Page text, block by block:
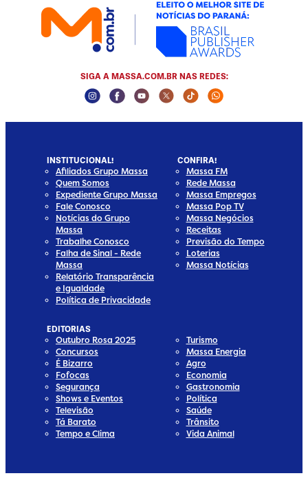
SIGA A MASSA.COM.BR NAS REDES:
Instagram Social Media
Facebook Social Media
Youtube Social Media
Twitter Social Media
Tiktok Social Media
Whatsapp
INSTITUCIONAL!
Afiliados Grupo Massa
Quem Somos
Expediente Grupo Massa
Fale Conosco
Notícias do Grupo
Massa
Trabalhe Conosco
Falha de Sinal - Rede
Massa
Relatório Transparência
e Igualdade
Política de Privacidade
CONFIRA!
Massa FM
Rede Massa
Massa Empregos
Massa Pop TV
Massa Negócios
Receitas
Previsão do Tempo
Loterias
Massa Notícias
EDITORIAS
Outubro Rosa 2025
Concursos
É Bizarro
Fofocas
Segurança
Shows e Eventos
Televisão
Tá Barato
Tempo e Clima
Turismo
Massa Energia
Agro
Economia
Gastronomia
Política
Saúde
Trânsito
Vida Animal